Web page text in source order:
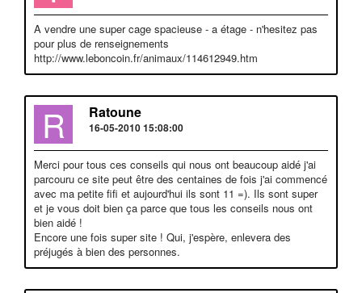
A vendre une super cage spacieuse - a étage - n'hesitez pas
pour plus de renseignements
http://www.leboncoin.fr/animaux/114612949.htm
R Ratoune
16-05-2010 15:08:00
Merci pour tous ces conseils qui nous ont beaucoup aidé j'ai
parcouru ce site peut être des centaines de fois j'ai commencé
avec ma petite fifi et aujourd'hui ils sont 11 =). Ils sont super
et je vous doit bien ça parce que tous les conseils nous ont
bien aidé !
Encore une fois super site ! Qui, j'espère, enlevera des
préjugés à bien des personnes.